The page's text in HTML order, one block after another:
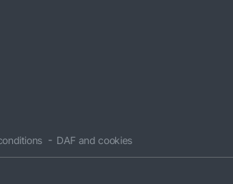
DAF and cookies